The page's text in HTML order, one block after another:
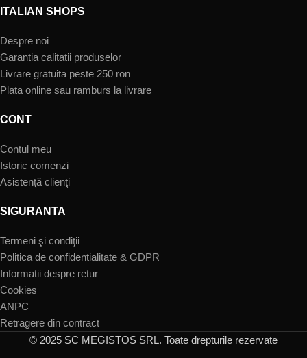
ITALIAN SHOPS
Despre noi
Garantia calitatii produselor
Livrare gratuita peste 250 ron
Plata online sau ramburs la livrare
CONT
Contul meu
Istoric comenzi
Asistenţă clienţi
SIGURANTA
Termeni şi condiţii
Politica de confidentialitate & GDPR
Informatii despre retur
Cookies
ANPC
Retragere din contract
© 2025 SC MEGISTOS SRL. Toate drepturile rezervate